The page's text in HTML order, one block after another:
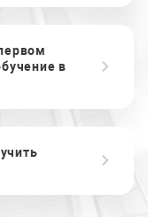
в